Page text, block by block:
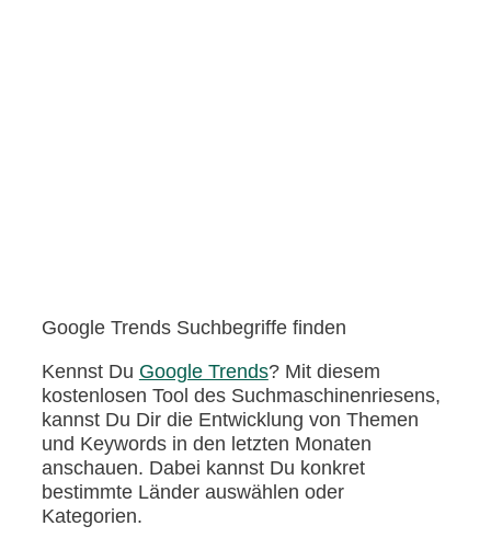
Google Trends Suchbegriffe finden
Kennst Du Google Trends? Mit diesem
kostenlosen Tool des Suchmaschinenriesens,
kannst Du Dir die Entwicklung von Themen
und Keywords in den letzten Monaten
anschauen. Dabei kannst Du konkret
bestimmte Länder auswählen oder
Kategorien.